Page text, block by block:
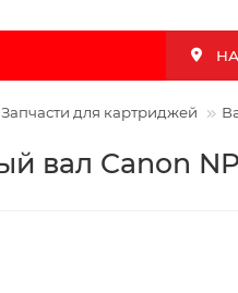
Запчасти для картриджей
вал Canon